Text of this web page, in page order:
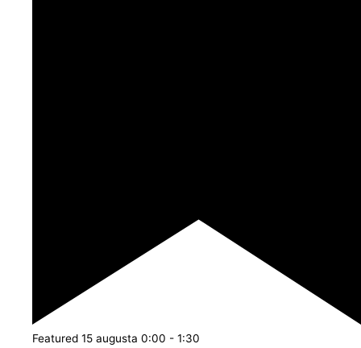
Featured 15 augusta 0:00 - 1:30